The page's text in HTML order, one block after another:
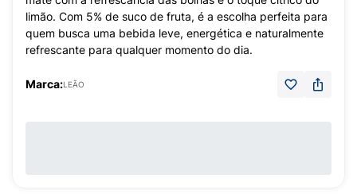
limão. Com 5% de suco de fruta, é a escolha perfeita para
quem busca uma bebida leve, energética e naturalmente
refrescante para qualquer momento do dia.
Marca:LEÃO